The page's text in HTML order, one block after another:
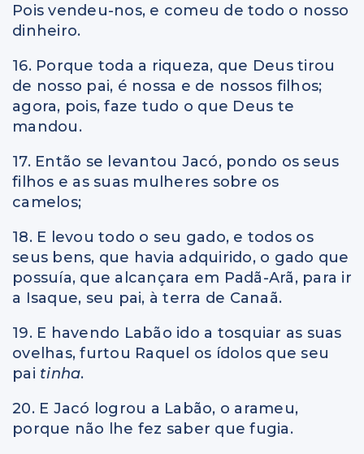
Pois vendeu-nos, e comeu de todo o nosso
dinheiro.
16. Porque toda a riqueza, que Deus tirou
de nosso pai, é nossa e de nossos filhos;
agora, pois, faze tudo o que Deus te
mandou.
17. Então se levantou Jacó, pondo os seus
filhos e as suas mulheres sobre os
camelos;
18. E levou todo o seu gado, e todos os
seus bens, que havia adquirido, o gado que
possuía, que alcançara em Padã-Arã, para ir
a Isaque, seu pai, à terra de Canaã.
19. E havendo Labão ido a tosquiar as suas
ovelhas, furtou Raquel os ídolos que seu
pai tinha.
20. E Jacó logrou a Labão, o arameu,
porque não lhe fez saber que fugia.